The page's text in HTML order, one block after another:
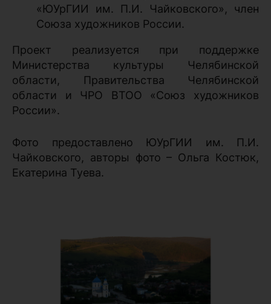
«ЮУрГИИ им. П.И. Чайковского», член
Союза художников России.
Проект реализуется при поддержке
Министерства культуры Челябинской
области, Правительства Челябинской
области и ЧРО ВТОО «Союз художников
России».
Фото предоставлено ЮУрГИИ им. П.И.
Чайковского, авторы фото – Ольга Костюк,
Екатерина Туева.